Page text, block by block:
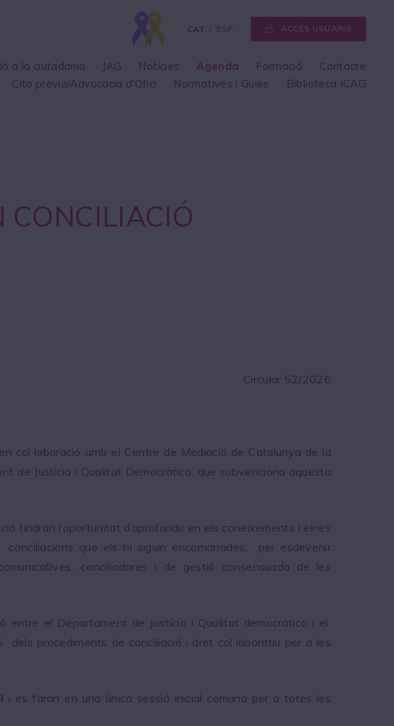
CAT ESP ACCÉS USUARIS
a la ciutadania JAG Notícies Agenda Formació
Contacte
Cita prèvia/Advocacía d'Ofici Normatives i Guies Biblioteca ICAG
CONCILIACIÓ
Circular 52/2026
col·laboració amb el Centre de Mediació de Catalunya de la
de Justícia i Qualitat Democràtica, que subvenciona aquesta
tindran l’oportunitat d’aprofundir en els coneixements i eines
que els hi siguin encomanades, per esdevenir
conciliadores i de gestió consensuada de les
entre el Departament de Justícia i Qualitat democràtica i el
dels procediments de conciliació i dret col·laboratiu per a les
i es faran en una única sessió inicial comuna per a totes les